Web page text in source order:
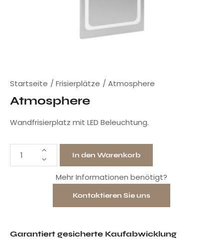
Startseite Frisierplätze Atmosphere
Atmosphere
Wandfrisierplatz mit LED Beleuchtung.
In den Warenkorb
Mehr Informationen benötigt?
Kontaktieren Sie uns
Garantiert gesicherte Kaufabwicklung